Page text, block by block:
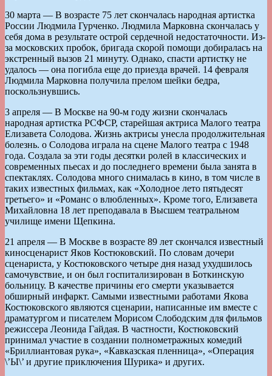
30 марта — В возрасте 75 лет скончалась народная артистка
России Людмила Гурченко. Людмила Марковна скончалась у
себя дома в результате острой сердечной недостаточности. Из-
за московских пробок, бригада скорой помощи добиралась на
экстренный вызов 21 минуту. Однако, спасти артистку не
удалось — она погибла еще до приезда врачей. 14 февраля
Людмила Марковна получила прелом шейки бедра,
поскользнувшись.
3 апреля — В Москве на 90-м году жизни скончалась
народная артистка РСФСР, старейшая актриса Малого театра
Елизавета Солодова. Жизнь актрисы унесла продолжительная
болезнь. о Солодова играла на сцене Малого театра с 1948
года. Создала за эти годы десятки ролей в классических и
современных пьесах и до последнего времени была занята в
спектаклях. Солодова много снималась в кино, в том числе в
таких известных фильмах, как «Холодное лето пятьдесят
третьего» и «Романс о влюбленных». Кроме того, Елизавета
Михайловна 18 лет преподавала в Высшем театральном
училище имени Щепкина.
21 апреля — В Москве в возрасте 89 лет скончался известный
киносценарист Яков Костюковский. По словам дочери
сценариста, у Костюковского четыре дня назад ухудшилось
самочувствие, и он был госпитализирован в Боткинскую
больницу. В качестве причины его смерти указывается
обширный инфаркт. Самыми известными работами Якова
Костюковского являются сценарии, написанные им вместе с
драматургом и писателем Морисом Слободским для фильмов
режиссера Леонида Гайдая. В частности, Костюковский
принимал участие в создании полнометражных комедий
«Бриллиантовая рука», «Кавказская пленница», «Операция
\’Ы\’ и другие приключения Шурика» и других.